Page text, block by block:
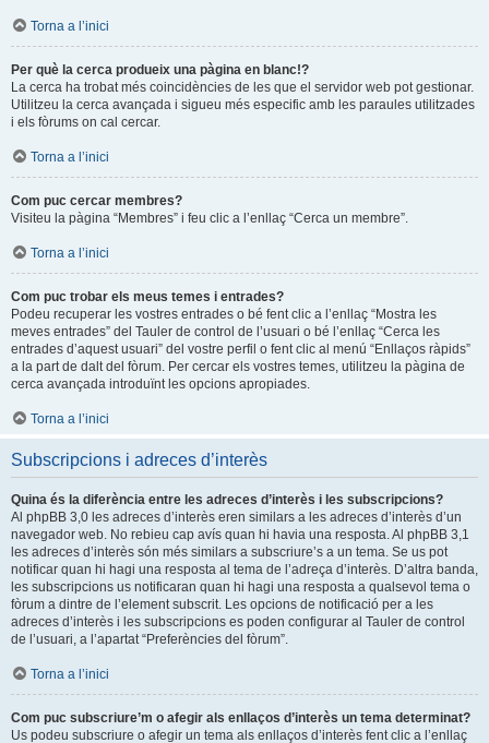
Torna a l’inici
Per què la cerca produeix una pàgina en blanc!?
La cerca ha trobat més coincidències de les que el servidor web pot gestionar.
Utilitzeu la cerca avançada i sigueu més especific amb les paraules utilitzades
i els fòrums on cal cercar.
Torna a l’inici
Com puc cercar membres?
Visiteu la pàgina “Membres” i feu clic a l’enllaç “Cerca un membre”.
Torna a l’inici
Com puc trobar els meus temes i entrades?
Podeu recuperar les vostres entrades o bé fent clic a l’enllaç “Mostra les
meves entrades” del Tauler de control de l’usuari o bé l’enllaç “Cerca les
entrades d’aquest usuari” del vostre perfil o fent clic al menú “Enllaços ràpids”
a la part de dalt del fòrum. Per cercar els vostres temes, utilitzeu la pàgina de
cerca avançada introduïnt les opcions apropiades.
Torna a l’inici
Subscripcions i adreces d’interès
Quina és la diferència entre les adreces d’interès i les subscripcions?
Al phpBB 3,0 les adreces d’interès eren similars a les adreces d’interès d’un
navegador web. No rebieu cap avís quan hi havia una resposta. Al phpBB 3,1
les adreces d’interès són més similars a subscriure’s a un tema. Se us pot
notificar quan hi hagi una resposta al tema de l’adreça d’interès. D’altra banda,
les subscripcions us notificaran quan hi hagi una resposta a qualsevol tema o
fòrum a dintre de l’element subscrit. Les opcions de notificació per a les
adreces d’interès i les subscripcions es poden configurar al Tauler de control
de l’usuari, a l’apartat “Preferències del fòrum”.
Torna a l’inici
Com puc subscriure’m o afegir als enllaços d’interès un tema determinat?
Us podeu subscriure o afegir un tema als enllaços d’interès fent clic a l’enllaç